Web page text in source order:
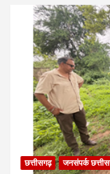
छत्तीसगढ़ जनसंपर्क